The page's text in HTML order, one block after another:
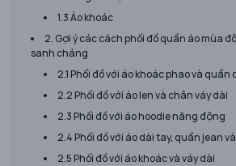
1.3 Áo khoác
2. Gợi ý các cách phối đồ quần áo mùa
sanh chảng
2.1 Phối đồ với áo khoác phao và quần
2.2 Phối đồ với áo len và chân váy dài
2.3 Phối đồ với áo hoodie năng động
2.4 Phối đồ với áo dài tay, quần jean
2.5 Phối đồ với áo khoác và váy dài